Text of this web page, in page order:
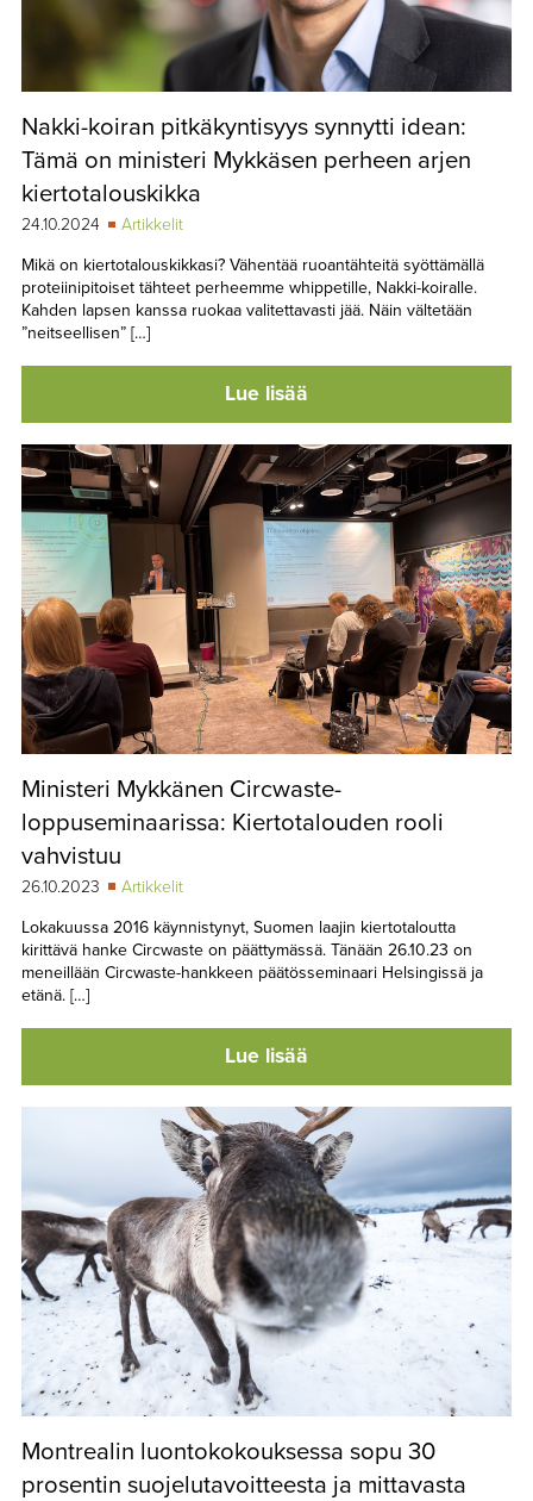
Nakki-koiran pitkäkyntisyys synnytti idean:
Tämä on ministeri Mykkäsen perheen arjen
kiertotalouskikka
24.10.2024
Artikkelit
Mikä on kiertotalouskikkasi? Vähentää ruoantähteitä syöttämällä
proteiinipitoiset tähteet perheemme whippetille, Nakki-koiralle.
Kahden lapsen kanssa ruokaa valitettavasti jää. Näin vältetään
”neitseellisen” […]
Lue lisää
Ministeri Mykkänen Circwaste-
loppuseminaarissa: Kiertotalouden rooli
vahvistuu
26.10.2023
Artikkelit
Lokakuussa 2016 käynnistynyt, Suomen laajin kiertotaloutta
kirittävä hanke Circwaste on päättymässä. Tänään 26.10.23 on
meneillään Circwaste-hankkeen päätösseminaari Helsingissä ja
etänä. […]
Lue lisää
Montrealin luontokokouksessa sopu 30
prosentin suojelutavoitteesta ja mittavasta